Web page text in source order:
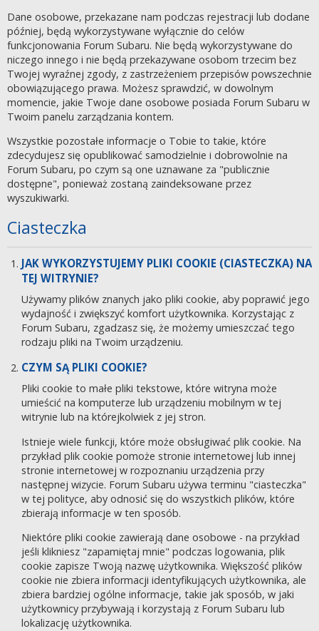
Dane osobowe, przekazane nam podczas rejestracji lub dodane
później, będą wykorzystywane wyłącznie do celów
funkcjonowania Forum Subaru. Nie będą wykorzystywane do
niczego innego i nie będą przekazywane osobom trzecim bez
Twojej wyraźnej zgody, z zastrzeżeniem przepisów powszechnie
obowiązującego prawa. Możesz sprawdzić, w dowolnym
momencie, jakie Twoje dane osobowe posiada Forum Subaru w
Twoim panelu zarządzania kontem.
Wszystkie pozostałe informacje o Tobie to takie, które
zdecydujesz się opublikować samodzielnie i dobrowolnie na
Forum Subaru, po czym są one uznawane za "publicznie
dostępne", ponieważ zostaną zaindeksowane przez
wyszukiwarki.
Ciasteczka
JAK WYKORZYSTUJEMY PLIKI COOKIE (CIASTECZKA) NA
TEJ WITRYNIE?
Używamy plików znanych jako pliki cookie, aby poprawić jego
wydajność i zwiększyć komfort użytkownika. Korzystając z
Forum Subaru, zgadzasz się, że możemy umieszczać tego
rodzaju pliki na Twoim urządzeniu.
CZYM SĄ PLIKI COOKIE?
Pliki cookie to małe pliki tekstowe, które witryna może
umieścić na komputerze lub urządzeniu mobilnym w tej
witrynie lub na którejkolwiek z jej stron.
Istnieje wiele funkcji, które może obsługiwać plik cookie. Na
przykład plik cookie pomoże stronie internetowej lub innej
stronie internetowej w rozpoznaniu urządzenia przy
następnej wizycie. Forum Subaru używa terminu "ciasteczka"
w tej polityce, aby odnosić się do wszystkich plików, które
zbierają informacje w ten sposób.
Niektóre pliki cookie zawierają dane osobowe - na przykład
jeśli klikniesz "zapamiętaj mnie" podczas logowania, plik
cookie zapisze Twoją nazwę użytkownika. Większość plików
cookie nie zbiera informacji identyfikujących użytkownika, ale
zbiera bardziej ogólne informacje, takie jak sposób, w jaki
użytkownicy przybywają i korzystają z Forum Subaru lub
lokalizację użytkownika.